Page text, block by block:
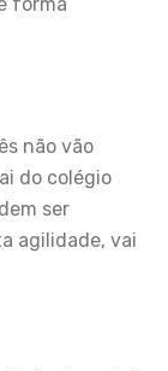
não vão
do colégio
ser
agilidade, vai